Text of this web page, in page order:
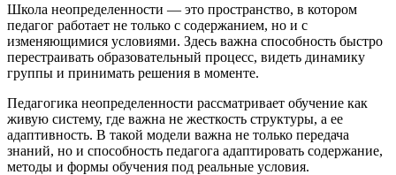
Школа неопределенности — это пространство, в котором
педагог работает не только с содержанием, но и с
изменяющимися условиями. Здесь важна способность быстро
перестраивать образовательный процесс, видеть динамику
группы и принимать решения в моменте.
Педагогика неопределенности рассматривает обучение как
живую систему, где важна не жесткость структуры, а ее
адаптивность. В такой модели важна не только передача
знаний, но и способность педагога адаптировать содержание,
методы и формы обучения под реальные условия.